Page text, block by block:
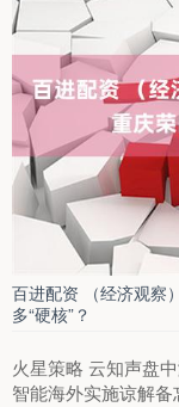
百进配资 （经济观察
多“硬核”？
火星策略 云知声盘
智能海外实施谅解备